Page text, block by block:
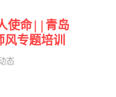
使命||青岛
专题培训
态